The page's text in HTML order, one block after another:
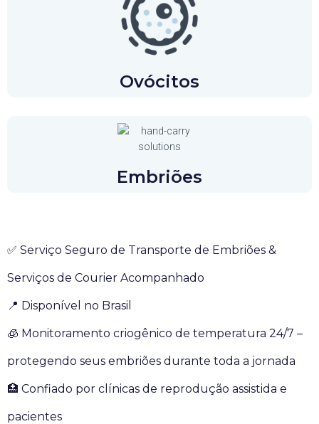
Ovócitos
Embriões
✅ Serviço Seguro de Transporte de Embriões &
Serviços de Courier Acompanhado
📍 Disponível no Brasil
🧊 Monitoramento criogênico de temperatura 24/7 –
protegendo seus embriões durante toda a jornada
🏥 Confiado por clínicas de reprodução assistida e
pacientes